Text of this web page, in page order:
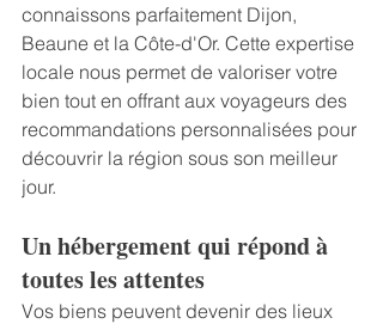
connaissons parfaitement Dijon,
Beaune et la Côte-d'Or. Cette expertise
locale nous permet de valoriser votre
bien tout en offrant aux voyageurs des
recommandations personnalisées pour
découvrir la région sous son meilleur
jour.
Un hébergement qui répond à
toutes les attentes
Vos biens peuvent devenir des lieux